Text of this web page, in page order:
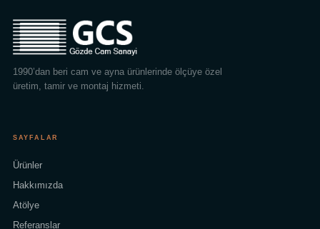
1990’dan beri cam ve ayna ürünlerinde ölçüye özel
üretim, tamir ve montaj hizmeti.
SAYFALAR
Ürünler
Hakkımızda
Atölye
Referanslar